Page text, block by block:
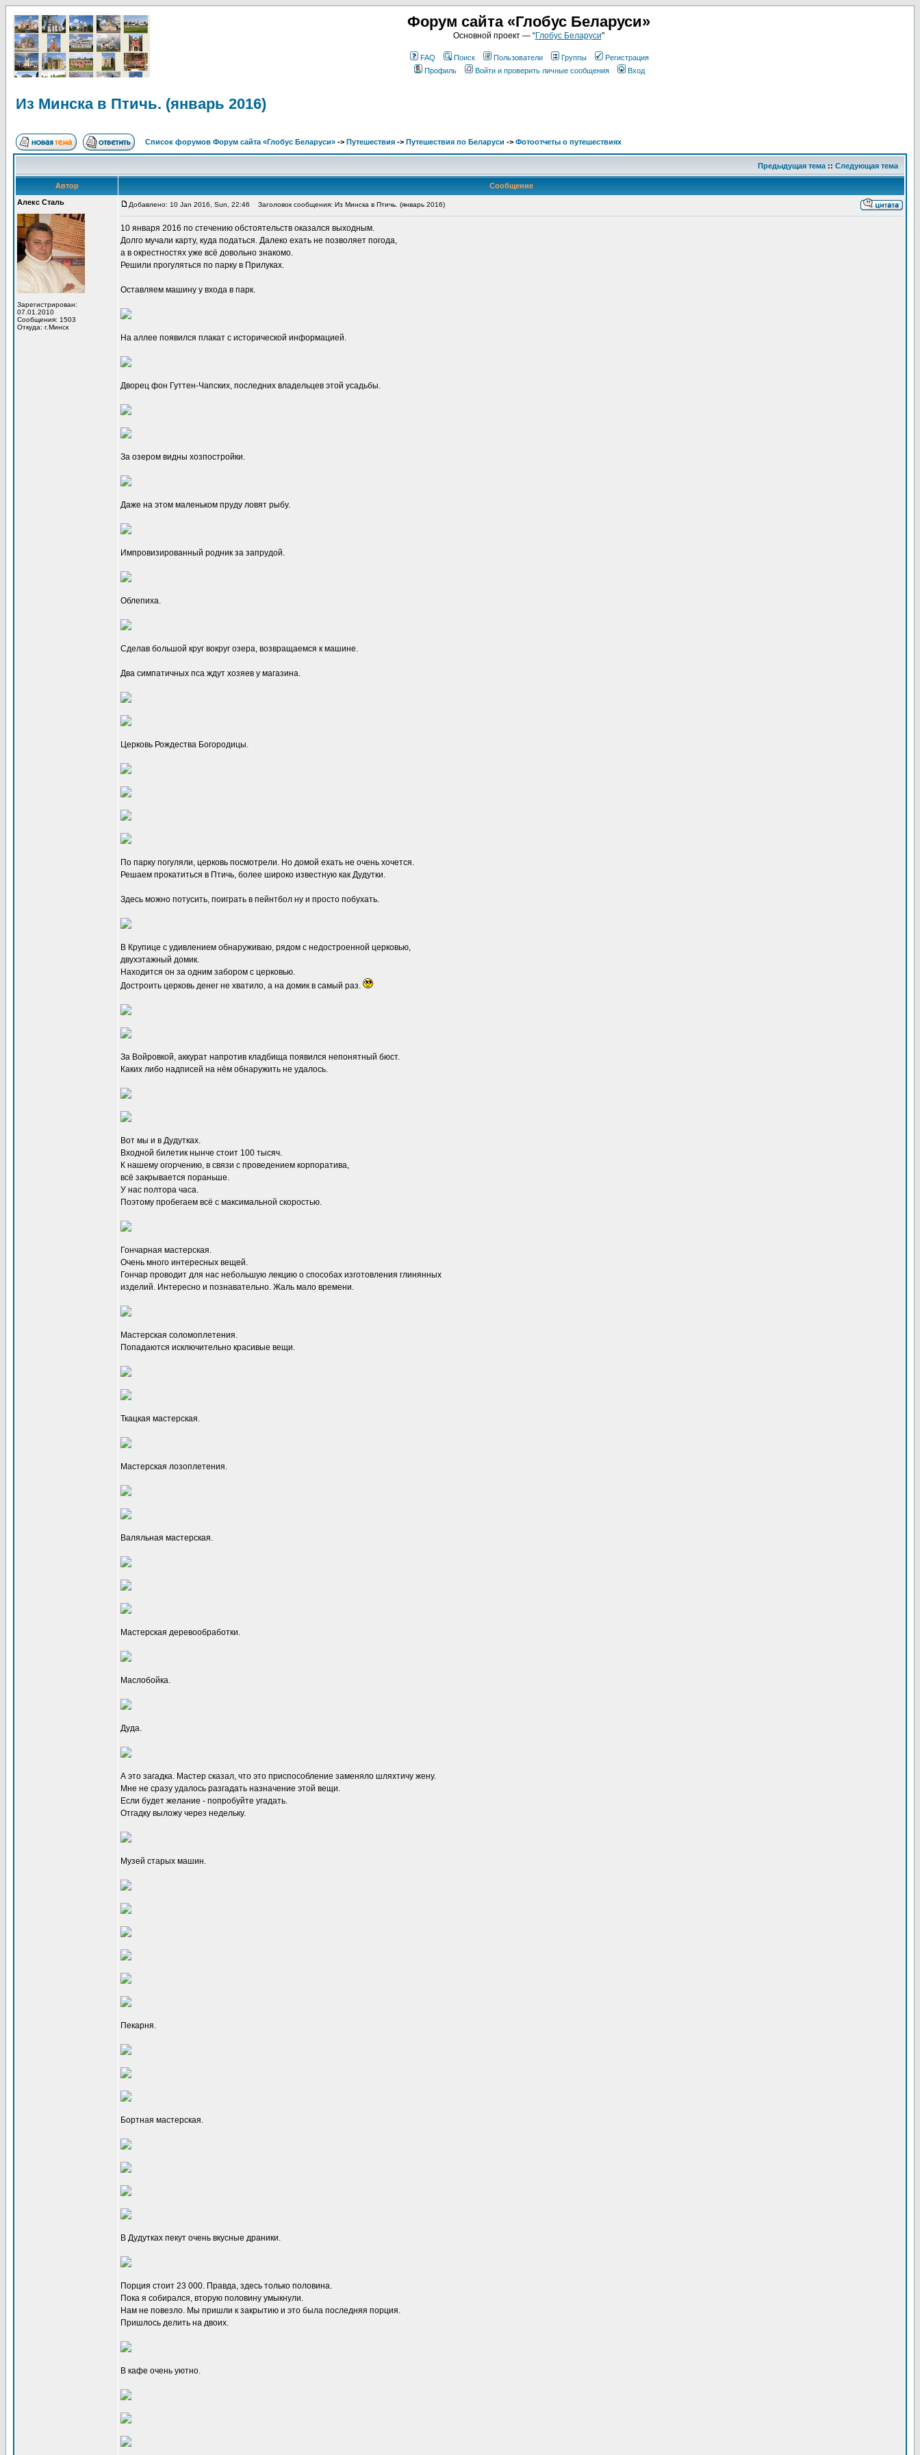
Форум сайта «Глобус Беларуси»
Основной проект — “Глобус Беларуси"
FAQ Поиск Пользователи Группы
Регистрация
Профиль
Войти и проверить личные сообщения Вход
Из Минска в Птичь. (январь 2016)
Список форумов Форум сайта «Глобус Беларуси» -> Путешествия -> Путешествия по Беларуси -> Фотоотчеты о путешествиях
Предыдущая тема :: Следующая тема
Автор
Сообщение
Алекс Сталь
Зарегистрирован:
07.01.2010
Сообщения: 1503
Откуда: г.Минск
Добавлено: 10 Jan 2016, Sun, 22:46 Заголовок сообщения: Из Минска в Птичь. (январь 2016)
10 января 2016 по стечению обстоятельств оказался выходным.
Долго мучали карту, куда податься. Далеко ехать не позволяет погода,
а в окрестностях уже всё довольно знакомо.
Решили прогуляться по парку в Прилуках.
Оставляем машину у входа в парк.
На аллее появился плакат с исторической информацией.
Дворец фон Гуттен-Чапских, последних владельцев этой усадьбы.
За озером видны хозпостройки.
Даже на этом маленьком пруду ловят рыбу.
Импровизированный родник за запрудой.
Облепиха.
Сделав большой круг вокруг озера, возвращаемся к машине.
Два симпатичных пса ждут хозяев у магазина.
Церковь Рождества Богородицы.
По парку погуляли, церковь посмотрели. Но домой ехать не очень хочется.
Решаем прокатиться в Птичь, более широко известную как Дудутки.
Здесь можно потусить, поиграть в пейнтбол ну и просто побухать.
В Крупице с удивлением обнаруживаю, рядом с недостроенной церковью,
двухэтажный домик.
Находится он за одним забором с церковью.
Достроить церковь денег не хватило, а на домик в самый раз.
За Войровкой, аккурат напротив кладбища появился непонятный бюст.
Каких либо надписей на нём обнаружить не удалось.
Вот мы и в Дудутках.
Входной билетик нынче стоит 100 тысяч.
К нашему огорчению, в связи с проведением корпоратива,
всё закрывается пораньше.
У нас полтора часа.
Поэтому пробегаем всё с максимальной скоростью.
Гончарная мастерская.
Очень много интересных вещей.
Гончар проводит для нас небольшую лекцию о способах изготовления глинянных
изделий. Интересно и познавательно. Жаль мало времени.
Мастерская соломоплетения.
Попадаются исключительно красивые вещи.
Ткацкая мастерская.
Мастерская лозоплетения.
Валяльная мастерская.
Мастерская деревообработки.
Маслобойка.
Дуда.
А это загадка. Мастер сказал, что это приспособление заменяло шляхтичу жену.
Мне не сразу удалось разгадать назначение этой вещи.
Если будет желание - попробуйте угадать.
Отгадку выложу через недельку.
Музей старых машин.
Пекарня.
Бортная мастерская.
В Дудутках пекут очень вкусные драники.
Порция стоит 23 000. Правда, здесь только половина.
Пока я собирался, вторую половину умыкнули.
Нам не повезло. Мы пришли к закрытию и это была последняя порция.
Пришлось делить на двоих.
В кафе очень уютно.